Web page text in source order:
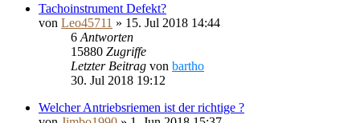
Tachoinstrument Defekt?
von Leo45711 » 15. Jul 2018 14:44
6 Antworten
15880 Zugriffe
Letzter Beitrag von bartho
30. Jul 2018 19:12
Welcher Antriebsriemen ist der richtige ?